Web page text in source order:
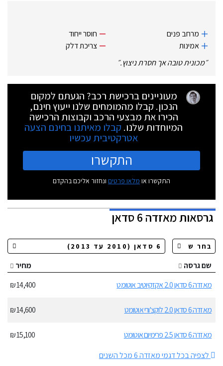
מרחב פנים
אמינות
חוסר ייחוד
צריכת דלק
״מכונית טובה אך חסרת ניצוץ.״
מעוניינים ברכישת רכב? הגעתם למקום
הנכון. קבלו מהמומחים שלנו ייעוץ חינם,
הכירו את מבצעי הרכב וקבוצות הרכישה
המיוחדות שלנו. קבלו מאיתנו בחינם הצעה
אטרקטיבית עכשיו
התקשרו
התקשרו או מלאו פרטים ונחזור אליכם בהקדם
גרסאותמאזדה 6 סדאן
שם גרסה
מחיר
מאזדה 6 סדאן 2.0 אקזקיוטיב אוטומט
14,400 ₪
מאזדה 6 סדאן 2.0 לוקצ'ורי אוטומט 14,600 ₪
מאזדה 6 סדאן 2.5 פרימיום אוטומט
15,100 ₪
לצפיה בכל דגמי מאזדה 6 מכל השנים